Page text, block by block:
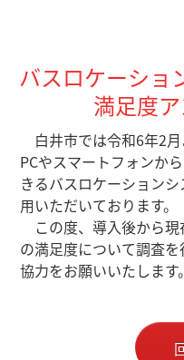
バスロケーショ
満足度
白井市では令和6年2
PCやスマートフォンか
きるバスロケーション
用いただいております。
この度、導入後から
の満足度について調査
協力をお願いいたします。